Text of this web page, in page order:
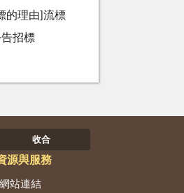
的理由]流標
招標
收合
源與服務
站連結